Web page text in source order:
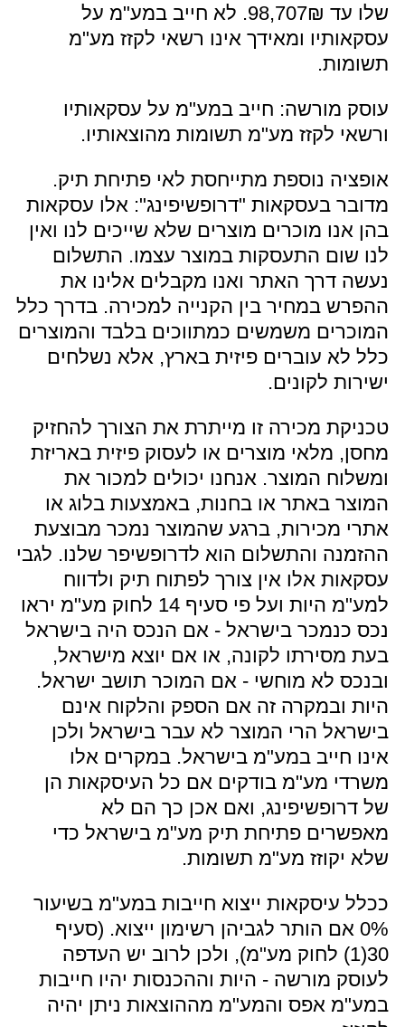
שלו עד 98,707₪. לא חייב במע"מ על
עסקאותיו ומאידך אינו רשאי לקזז מע"מ
תשומות.
עוסק מורשה: חייב במע"מ על עסקאותיו
ורשאי לקזז מע"מ תשומות מהוצאותיו.
אופציה נוספת מתייחסת לאי פתיחת תיק.
מדובר בעסקאות "דרופשיפינג": אלו עסקאות
בהן אנו מוכרים מוצרים שלא שייכים לנו ואין
לנו שום התעסקות במוצר עצמו. התשלום
נעשה דרך האתר ואנו מקבלים אלינו את
ההפרש במחיר בין הקנייה למכירה. בדרך כלל
המוכרים משמשים כמתווכים בלבד והמוצרים
כלל לא עוברים פיזית בארץ, אלא נשלחים
ישירות לקונים.
טכניקת מכירה זו מייתרת את הצורך להחזיק
מחסן, מלאי מוצרים או לעסוק פיזית באריזת
ומשלוח המוצר. אנחנו יכולים למכור את
המוצר באתר או בחנות, באמצעות בלוג או
אתרי מכירות, ברגע שהמוצר נמכר מבוצעת
ההזמנה והתשלום הוא לדרופשיפר שלנו. לגבי
עסקאות אלו אין צורך לפתוח תיק ולדווח
למע"מ היות ועל פי סעיף 14 לחוק מע"מ יראו
נכס כנמכר בישראל - אם הנכס היה בישראל
בעת מסירתו לקונה, או אם יוצא מישראל,
ובנכס לא מוחשי - אם המוכר תושב ישראל.
היות ובמקרה זה אם הספק והלקוח אינם
בישראל הרי המוצר לא עבר בישראל ולכן
אינו חייב במע"מ בישראל. במקרים אלו
משרדי מע"מ בודקים אם כל העיסקאות הן
של דרופשיפינג, ואם אכן כך הם לא
מאפשרים פתיחת תיק מע"מ בישראל כדי
שלא יקוזז מע"מ תשומות.
ככלל עיסקאות ייצוא חייבות במע"מ בשיעור
0% אם הותר לגביהן רשימון ייצוא. (סעיף
30(1) לחוק מע"מ), ולכן לרוב יש העדפה
לעוסק מורשה - היות וההכנסות יהיו חייבות
במע"מ אפס והמע"מ מההוצאות ניתן יהיה